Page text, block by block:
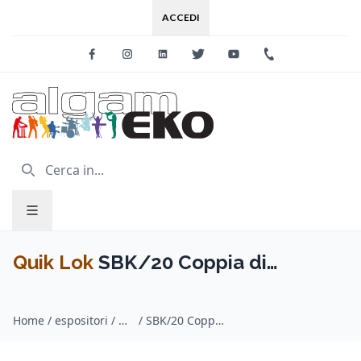
ACCEDI
FacebookInstagramLinkedinTwitter Youtube
Quik Lok SBK/20 Coppia di
Slatwall
Home / espositori / Quik Lok / SBK/20 Coppia di supporti per pannelli espositori Slatwall